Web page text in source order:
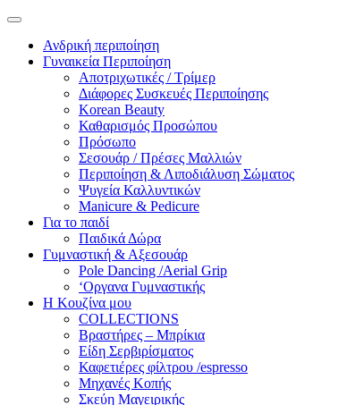
Ανδρική περιποίηση
Γυναικεία Περιποίηση
Αποτριχωτικές / Τρίμερ
Διάφορες Συσκευές Περιποίησης
Korean Beauty
Καθαρισμός Προσώπου
Πρόσωπο
Σεσουάρ / Πρέσες Μαλλιών
Περιποίηση & Λιποδιάλυση Σώματος
Ψυγεία Καλλυντικών
Manicure & Pedicure
Για το παιδί
Παιδικά Δώρα
Γυμναστική & Αξεσουάρ
Pole Dancing /Aerial Grip
‘Οργανα Γυμναστικής
Η Κουζίνα μου
COLLECTIONS
Βραστήρες – Μπρίκια
Είδη Σερβιρίσματος
Καφετιέρες φίλτρου /espresso
Μηχανές Κοπής
Σκεύη Μαγειρικής